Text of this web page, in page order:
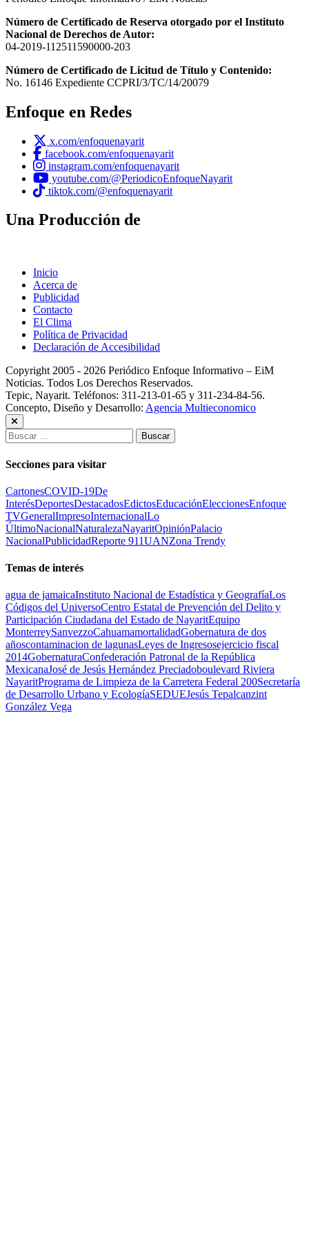
Número de Certificado de Reserva otorgado por el Instituto
Nacional de Derechos de Autor:
04-2019-112511590000-203
Número de Certificado de Licitud de Título y Contenido:
No. 16146 Expediente CCPRI/3/TC/14/20079
Enfoque en Redes
x.com/enfoquenayarit
facebook.com/enfoquenayarit
instagram.com/enfoquenayarit
youtube.com/@PeriodicoEnfoqueNayarit
tiktok.com/@enfoquenayarit
Una Producción de
Inicio
Acerca de
Publicidad
Contacto
El Clima
Política de Privacidad
Declaración de Accesibilidad
Copyright 2005 - 2026 Periódico Enfoque Informativo – EiM
Noticias. Todos Los Derechos Reservados.
Tepic, Nayarit. Teléfonos: 311-213-01-65 y 311-234-84-56.
Concepto, Diseño y Desarrollo: Agencia Multieconomico
Buscar:
Secciones para visitar
CartonesCOVID-19De
InterésDeportesDestacadosEdictosEducaciónEleccionesEnfoque
TVGeneralImpresoInternacionalLo
ÚltimoNacionalNaturalezaNayaritOpiniónPalacio
NacionalPublicidadReporte 911UANZona Trendy
Temas de interés
agua de jamaicaInstituto Nacional de Estadística y GeografíaLos
Códigos del UniversoCentro Estatal de Prevención del Delito y
Participación Ciudadana del Estado de NayaritEquipo
MonterreySanvezzoCahuamamortalidadGobernatura de dos
añoscontaminacion de lagunasLeyes de Ingresosejercicio fiscal
2014GobernaturaConfederación Patronal de la República
MexicanaJosé de Jesús Hernández Preciadoboulevard Riviera
NayaritPrograma de Limpieza de la Carretera Federal 200Secretaría
de Desarrollo Urbano y EcologíaSEDUEJesús Tepalcanzint
González Vega